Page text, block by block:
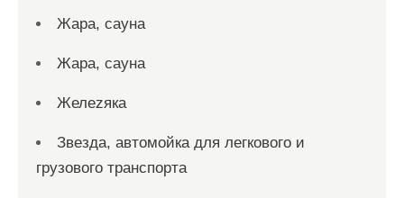
Жара, сауна
Жара, сауна
Желеzяка
Звезда, автомойка для легкового и
грузового транспорта